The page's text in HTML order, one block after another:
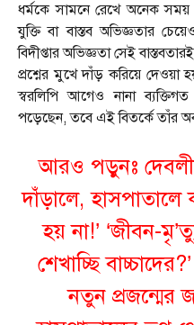
ধর্মকে সামনে রেখে অনেক
যুক্তি বা বাস্তব অভিজ্ঞতার
বিদীপ্তার অভিজ্ঞতা সেই
প্রশ্নের মুখে দাঁড় করিয়ে দেওয়া
স্বরলিপি আগেও নানা
পড়েছেন, তবে এই বিতর্কে তাঁর
আরও পড়ুনঃ
দাঁড়ালে,
হয় না!’ ‘জীবন-
শেখাচ্ছি
নতুন প্রজন্মের